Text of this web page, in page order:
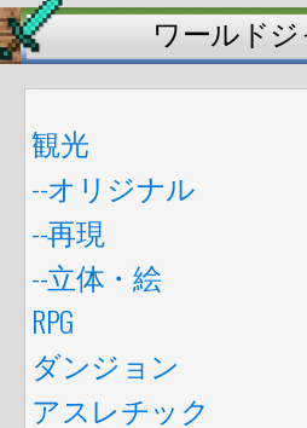
ワールド
観光
--オリジナル
--再現
--立体・絵
RPG
ダンジョン
アスレチック